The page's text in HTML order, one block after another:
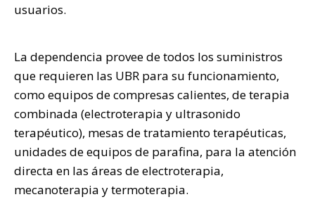
usuarios.
La dependencia provee de todos los suministros
que requieren las UBR para su funcionamiento,
como equipos de compresas calientes, de terapia
combinada (electroterapia y ultrasonido
terapéutico), mesas de tratamiento terapéuticas,
unidades de equipos de parafina, para la atención
directa en las áreas de electroterapia,
mecanoterapia y termoterapia.